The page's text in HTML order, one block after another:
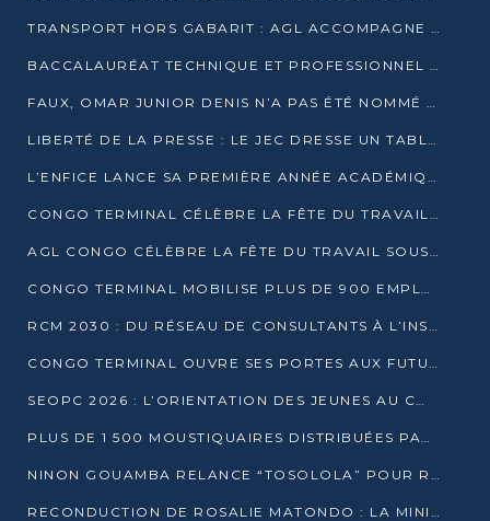
TRANSPORT HORS GABARIT : AGL ACCOMPAGNE LE DÉVELOPPEMENT DU SECTEUR BRASSICOLE AU CONGO
BACCALAURÉAT TECHNIQUE ET PROFESSIONNEL : 16 352 CANDIDATS LANCÉS DANS LES ÉPREUVES D’EPS
FAUX, OMAR JUNIOR DENIS N’A PAS ÉTÉ NOMMÉ AIDE DE CAMP ADJOINT DE DENIS SASSOU NGUESSO
LIBERTÉ DE LA PRESSE : LE JEC DRESSE UN TABLEAU PRÉOCCUPANT AU CONGO
L’ENFICE LANCE SA PREMIÈRE ANNÉE ACADÉMIQUE AVEC 100 FUTURS ENSEIGNANTS
CONGO TERMINAL CÉLÈBRE LA FÊTE DU TRAVAIL AVEC SES COLLABORATEURS À POINTE-NOIRE
AGL CONGO CÉLÈBRE LA FÊTE DU TRAVAIL SOUS LE SIGNE DE LA COHÉSION
CONGO TERMINAL MOBILISE PLUS DE 900 EMPLOYÉS AUTOUR DE LA SÉCURITÉ AU TRAVAIL
RCM 2030 : DU RÉSEAU DE CONSULTANTS À L’INSTRUMENT DE PUISSANCE EN AFRIQUE FRANCOPHONE
CONGO TERMINAL OUVRE SES PORTES AUX FUTURS INGÉNIEURS AU FORUM DES MÉTIERS D’UCAC-ICAM
SEOPC 2026 : L’ORIENTATION DES JEUNES AU CŒUR DE LA DEUXIÈME ÉDITION
PLUS DE 1 500 MOUSTIQUAIRES DISTRIBUÉES PAR AGL ET CONGO TERMINAL DANS LA LUTTE CONTRE LE PALUDISME
NINON GOUAMBA RELANCE “TOSOLOLA” POUR RENFORCER LE DIALOGUE AVEC LES CITOYENS
RECONDUCTION DE ROSALIE MATONDO : LA MINISTRE PROMET D’ACCÉLÉRER LE TRAITEMENT DES DOSSIERS ET DE RELEVER DE NOUVEAUX DÉFIS